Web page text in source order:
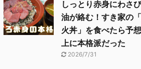
しっとり赤身にわさ
油が絡む！すき家の
火丼」を食べたら予
上に本格派だった
2026/7/31